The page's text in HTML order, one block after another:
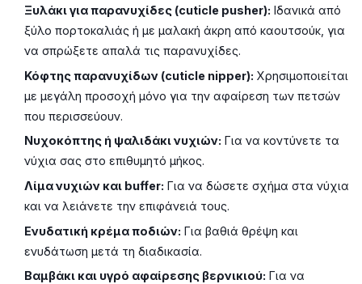
Ξυλάκι για παρανυχίδες (cuticle pusher): Ιδανικά από
ξύλο πορτοκαλιάς ή με μαλακή άκρη από καουτσούκ, για
να σπρώξετε απαλά τις παρανυχίδες.
Κόφτης παρανυχίδων (cuticle nipper): Χρησιμοποιείται
με μεγάλη προσοχή μόνο για την αφαίρεση των πετσών
που περισσεύουν.
Νυχοκόπτης ή ψαλιδάκι νυχιών: Για να κοντύνετε τα
νύχια σας στο επιθυμητό μήκος.
Λίμα νυχιών και buffer: Για να δώσετε σχήμα στα νύχια
και να λειάνετε την επιφάνειά τους.
Ενυδατική κρέμα ποδιών: Για βαθιά θρέψη και
ενυδάτωση μετά τη διαδικασία.
Βαμβάκι και υγρό αφαίρεσης βερνικιού: Για να